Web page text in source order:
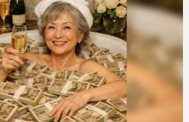
元SMAP中居正広「ドームで見たい」嵐ラ
スト公演“参戦”熱望で下した決断、現地に
は豪華すぎる「招待ジャニ…
週刊女性PRIME 2026/6/9
スピードワゴン小沢一敬の復帰で心変わり
か、元SMAP中居正広が引退・廃業を決め
た『のんびりなかい』を“残…
週刊女性2026年4月28日・5月5日号